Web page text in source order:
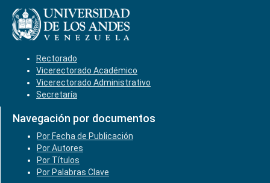
Rectorado
Vicerectorado Académico
Vicerectorado Administrativo
Secretaría
Navegación por documentos
Por Fecha de Publicación
Por Autores
Por Títulos
Por Palabras Clave